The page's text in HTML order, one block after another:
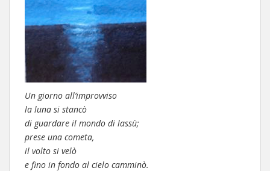
Un giorno all’improvviso
la luna si stancò
di guardare il mondo di lassù;
prese una cometa,
il volto si velò
e fino in fondo al cielo camminò.